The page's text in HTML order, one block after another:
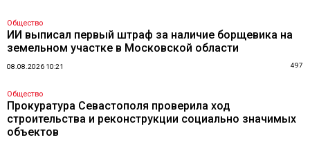
Общество
ИИ выписал первый штраф за наличие борщевика на
земельном участке в Московской области
08.08.2026 10:21 497
Общество
Прокуратура Севастополя проверила ход
строительства и реконструкции социально значимых
объектов